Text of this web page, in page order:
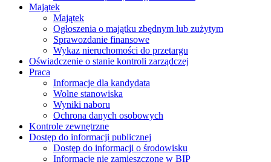
Majątek
Majątek
Ogłoszenia o majątku zbędnym lub zużytym
Sprawozdanie finansowe
Wykaz nieruchomości do przetargu
Oświadczenie o stanie kontroli zarządczej
Praca
Informacje dla kandydata
Wolne stanowiska
Wyniki naboru
Ochrona danych osobowych
Kontrole zewnętrzne
Dostęp do informacji publicznej
Dostęp do informacji o środowisku
Informacje nie zamieszczone w BIP